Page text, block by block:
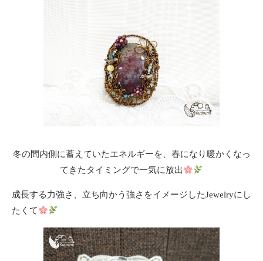
冬の間内側に蓄えていたエネルギーを、春になり暖かくなっ
てきたタイミングで一気に放出
成長する力強さ、立ち向かう強さをイメージしたJewelryにし
たくて